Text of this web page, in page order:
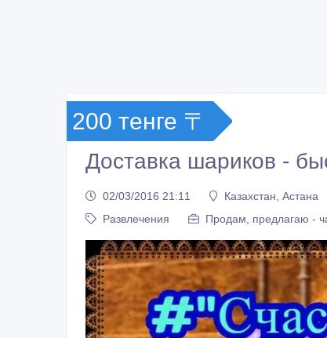
200 тенге 〒
Доставка шариков -
02/03/2016 21:11
Казахстан, Астана
Развлечения
Продам, предлагаю -